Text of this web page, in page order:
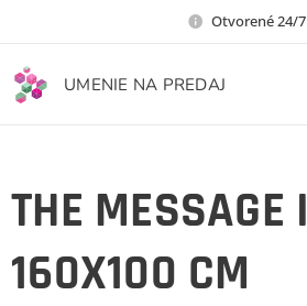
Otvorené 24/7
UMENIE NA PREDAJ
THE MESSAGE I
160X100 CM